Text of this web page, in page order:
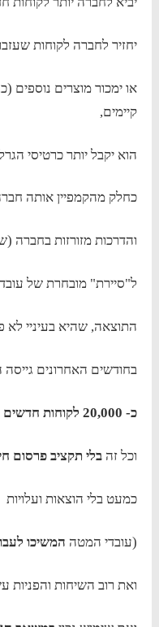
יחזיר לחברה לקוחות
או ימכור מוצרים נוספים
קיימים,
הוא יקבל יותר כרטיסי
כחלק מהקמפיין אותה
והדרכות מזורזות בחברה
ל"סיירת" מובחרת של
התוצאה, שהיא בעיניי
בחודשים האחרונים
כ- 20,000 לקוחות חדשים (או ישנים שעזבו וחזרו)!!
וכל זהבלי תקציב פרסום
כמעט בלי הוצאות ועלויות
(עובדי המטה המשיכו
ואת רוב השיחות